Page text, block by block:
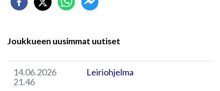
Joukkueen uusimmat uutiset
14.06.2026
21.46
Leiriohjelma